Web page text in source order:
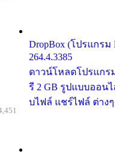
DropBox (โปรแกรม
264.4.3385
ดาวน์โหลดโปรแกร
รี 2 GB รูปแบบออนไ
บไฟล์ แชร์ไฟล์ ต่าง